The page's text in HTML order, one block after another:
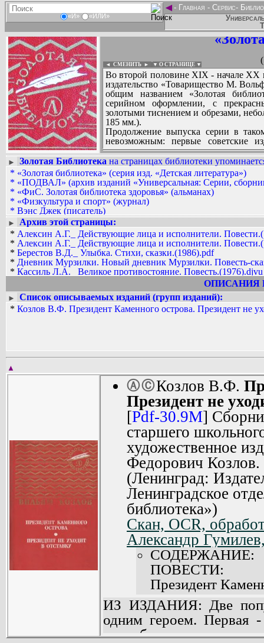
«И» «ИЛИ»
◄- Главная - Сервис-
◄ СМЕНИТЬ ► ▼ О СТРАНИЦЕ ▼
Во второй половине XIX - начале XX
издательство «Товарищество М.
общим названием «Золотая
серийном оформлении, с
золотыми тиснением и обрезами,
185 мм.).
Продолжение выпуска серии в
невозможным: первые советские
исключительно недорогие
разнообразной направленности:
классикой; от занимательной
Издательство подарило читателям
Только после Великой
традиции «Золотой библиотеки»
обновленной серии. Было
был приостановлен почти на 10
возобновило выпуск книжной
собраны лучшие советские
выходила до 1992 года, на
Вадим Ершов...
...
СПИСОК НЕКОТОРЫХ
► Золотая Библиотека на страницах библиотеки
* «Золотая библиотека» (серия изд. «Детская литература»)
* «ПОДВАЛ» (архив изданий «Универсальная: Серии,
* «ФиС. Золотая библиотека здоровья» (альманах)
* «Физкультура и спорт» (журнал)
* Вэнс Джек (писатель)
* Литература. Обществоведение: Художественная
* Литература. Универсальная: Серии, сборники
* Преображенский Владимир Сергеевич
* Прилежаева Мария Павловна
* Фармер Филип Жозе
* Яковлев Юрий Яковлевич (писатель)
►
Архив этой страницы:
* Алексин А.Г._ Действующие лица и исполнители.
* Алексин А.Г._ Действующие лица и исполнители.
* Берестов В.Д._ Улыбка. Стихи, сказки.(1986).pdf
* Дневник Мурзилки. Новый дневник Мурзилки. Повесть-
* Кассиль Л.А._ Великое противостояние. Повесть.(1976).djvu
Кассиль Л.А._ Великое противостояние. Повесть.(1976).pdf
*Неверов А.С._ Ташкент_ город хлебный. Повесть.(1983).pdf
*
*
ОПИСАНИЯ
►
Список описываемых изданий (групп изданий):
* Козлов В.Ф. Президент Каменного острова. Президент не
▲
ⒶⒸКозлов В.Ф.
Президент не
[Pdf-30.9M]
старшего
художественное
Федорович
(Ленинград:
Ленинградское
библиотека»)
Скан, OCR,
Александр
СОДЕРЖАНИЕ:
ПОВЕСТИ:
Президент
Президент не
ИЗ ИЗДАНИЯ: Две
одним героем. Первая
республики, вторая - о